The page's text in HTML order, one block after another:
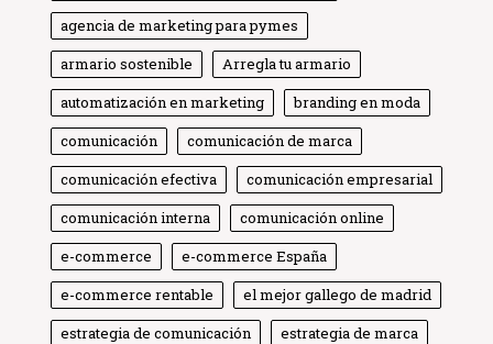
agencia de marketing para pymes
armario sostenible
Arregla tu armario
automatización en marketing
branding en moda
comunicación
comunicación de marca
comunicación efectiva
comunicación empresarial
comunicación interna
comunicación online
e-commerce
e-commerce España
e-commerce rentable
el mejor gallego de madrid
estrategia de comunicación
estrategia de marca